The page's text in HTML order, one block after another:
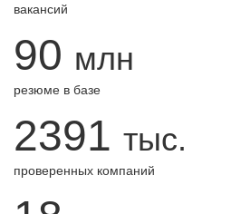
вакансий
90 млн
резюме в базе
2391 тыс.
проверенных компаний